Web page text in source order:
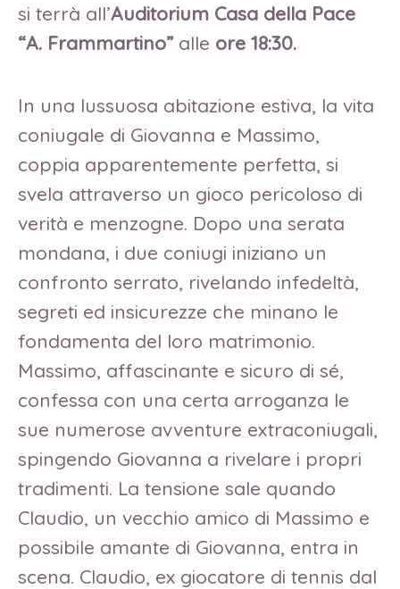
si terrà all’Auditorium Casa della Pace
“A. Frammartino” alle ore 18:30.
In una lussuosa abitazione estiva, la vita
coniugale di Giovanna e Massimo,
coppia apparentemente perfetta, si
svela attraverso un gioco pericoloso di
verità e menzogne. Dopo una serata
mondana, i due coniugi iniziano un
confronto serrato, rivelando infedeltà,
segreti ed insicurezze che minano le
fondamenta del loro matrimonio.
Massimo, affascinante e sicuro di sé,
confessa con una certa arroganza le
sue numerose avventure extraconiugali,
spingendo Giovanna a rivelare i propri
tradimenti. La tensione sale quando
Claudio, un vecchio amico di Massimo e
possibile amante di Giovanna, entra in
scena. Claudio, ex giocatore di tennis dal